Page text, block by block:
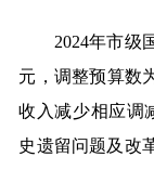
2024年市级国
元，调整预算数
收入减少相应调
史遗留问题及改